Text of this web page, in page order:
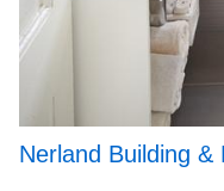
Nerland Building &